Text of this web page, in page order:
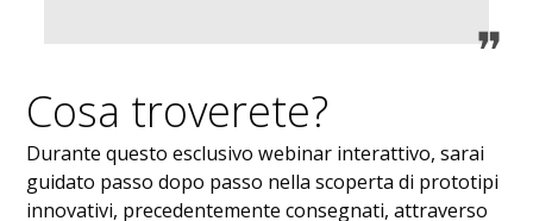
Cosa troverete?
Durante questo esclusivo webinar interattivo, sarai
guidato passo dopo passo nella scoperta di prototipi
innovativi, precedentemente consegnati, attraverso